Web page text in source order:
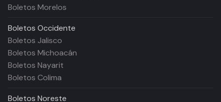
Boletos Morelos
Boletos Occidente
Boletos Jalisco
Boletos Michoacán
Boletos Nayarit
Boletos Colima
Boletos Noreste